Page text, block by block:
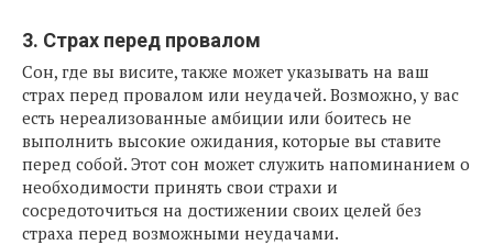
3. Страх перед провалом
Сон, где вы висите, также может указывать на ваш
страх перед провалом или неудачей. Возможно, у вас
есть нереализованные амбиции или боитесь не
выполнить высокие ожидания, которые вы ставите
перед собой. Этот сон может служить напоминанием о
необходимости принять свои страхи и
сосредоточиться на достижении своих целей без
страха перед возможными неудачами.